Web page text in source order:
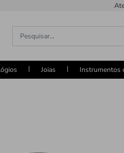
Joias Instrumentos